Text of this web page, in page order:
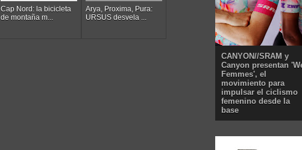
Cap Nord: la bicicleta
de montaña m...
Arya, Proxima, Pura:
URSUS desvela ...
CANYON//SRAM y
Canyon presentan
Femmes', el
movimiento para
impulsar el ciclismo
femenino desde la
base